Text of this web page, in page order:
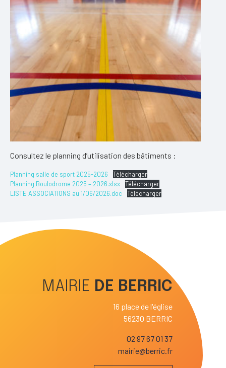
Consultez le planning d’utilisation des bâtiments :
Planning salle de sport 2025-2026
Télécharger
Planning Boulodrome 2025 – 2026.xlsx
Télécharger
LISTE ASSOCIATIONS au 1/06/2026.doc
Télécharger
MAIRIE DE BERRIC
16 place de l'église
56230 BERRIC
02 97 67 01 37
mairie@berric.fr